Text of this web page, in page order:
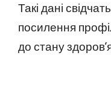
Такі дані
посилення
до стану